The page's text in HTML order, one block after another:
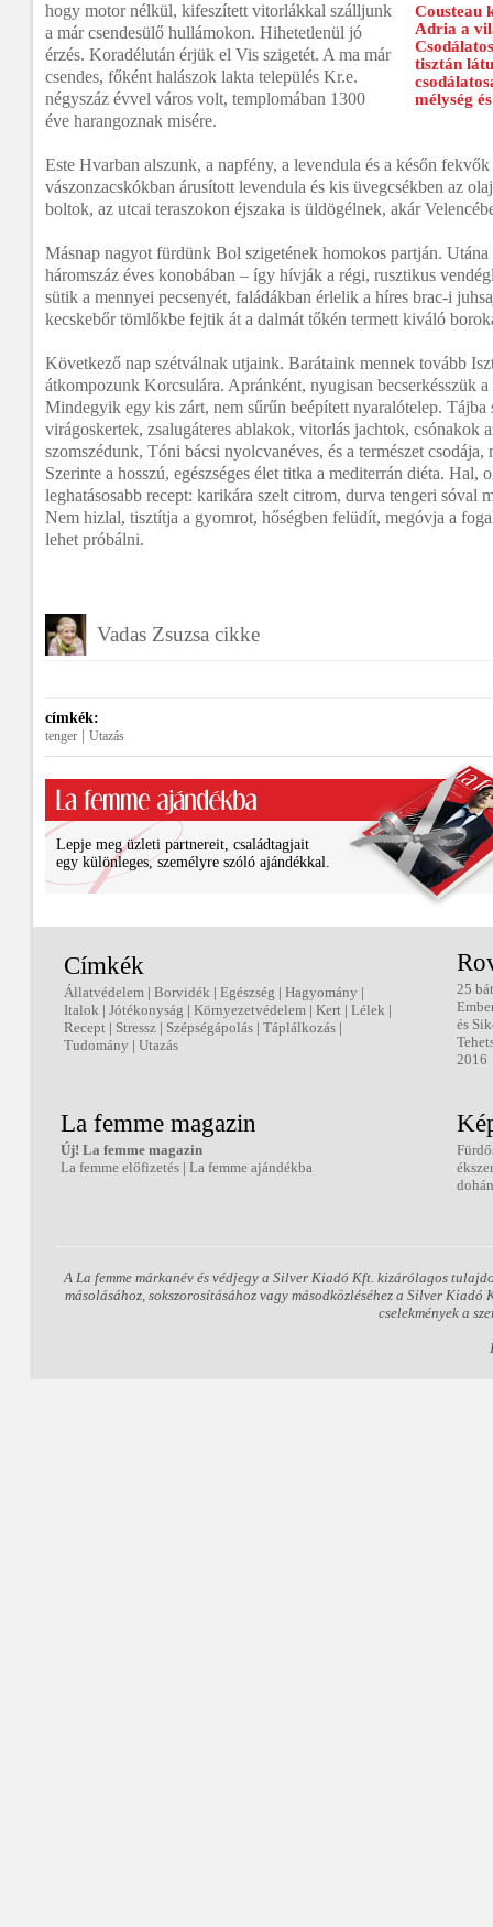
Cousteau
Adria a
tisztán
mélység
hogy motor nélkül, kifeszített vitorlákkal szálljunk
a már csendesülő hullámokon. Hihetetlenül jó
érzés. Koradélután érjük el Vis szigetét. A ma már
csendes, főként halászok lakta település Kr.e.
négyszáz évvel város volt, templomában 1300
éve harangoznak misére.
Este Hvarban alszunk, a napfény, a levendula és a későn
vászonzacskókban árusított levendula és kis üvegcsékben az
boltok, az utcai teraszokon éjszaka is üldögélnek, akár
Másnap nagyot fürdünk Bol szigetének homokos partján.
háromszáz éves konobában – így hívják a régi, rusztikus
sütik a mennyei pecsenyét, faládákban érlelik a híres brac-i
kecskebőr tömlőkbe fejtik át a dalmát tőkén termett kiváló
Következő nap szétválnak utjaink. Barátaink mennek tovább
átkompozunk Korcsulára. Apránként, nyugisan becserkésszük
Mindegyik egy kis zárt, nem sűrűn beépített nyaralótelep. Tájba
virágoskertek, zsalugáteres ablakok, vitorlás jachtok, csónakok
szomszédunk, Tóni bácsi nyolcvanéves, és a természet csodája,
Szerinte a hosszú, egészséges élet titka a mediterrán diéta. Hal,
leghatásosabb recept: karikára szelt citrom, durva tengeri sóval
Nem hizlal, tisztítja a gyomrot, hőségben felüdít, megóvja a
lehet próbálni.
Vadas Zsuzsa cikke
címkék:
tenger Utazás
Lepje meg üzleti partnereit, családtagjait
egy különleges, személyre szóló ajándékkal.
Címkék
Állatvédelem | Borvidék | Egészség | Hagyomány |
Italok | Jótékonyság | Környezetvédelem | Kert | Lélek |
Recept | Stressz | Szépségápolás | Táplálkozás |
Tudomány | Utazás
25
és
2016
La femme magazin
Új! La femme magazin
La femme előfizetés | La femme ajándékba
A La femme márkanév és védjegy a Silver Kiadó Kft. kizárólagos
másolásához, sokszorosításához vagy másodközléséhez a Silver
cselekmények a